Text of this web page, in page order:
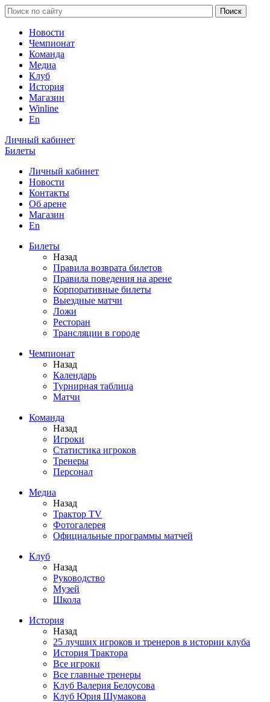
Новости
Чемпионат
Команда
Медиа
Клуб
История
Магазин
Winline
En
Личный кабинет
Билеты
Личный кабинет
Новости
Контакты
Об арене
Магазин
En
Билеты
Назад
Правила возврата билетов
Правила поведения на арене
Корпоративные билеты
Выездные матчи
Ложи
Ресторан
Трансляции в городе
Чемпионат
Назад
Календарь
Турнирная таблица
Матчи
Команда
Назад
Игроки
Статистика игроков
Тренеры
Персонал
Медиа
Назад
Трактор TV
Фотогалерея
Официальные программы матчей
Клуб
Назад
Руководство
Музей
Школа
История
Назад
25 лучших игроков и тренеров в истории клуба
История Трактора
Все игроки
Все главные тренеры
Клуб Валерия Белоусова
Клуб Юрия Шумакова